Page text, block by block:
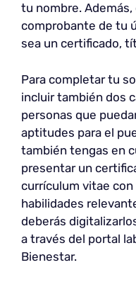
tu nombre.
comprobante de tu
sea un certificado,
Para completar tu
incluir también dos
personas que
aptitudes para el
también tengas en
presentar un
currículum vitae
habilidades
deberás
a través del portal
Bienestar.